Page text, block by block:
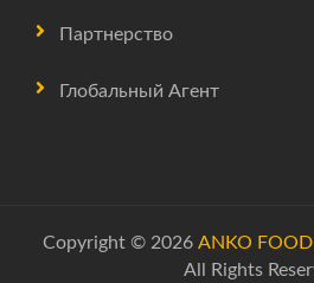
Партнерство
Глобальный Агент
Copyright © 2026 ANKO
All Rights